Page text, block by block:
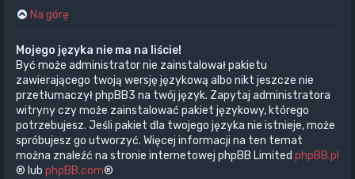
Na górę
Mojego języka nie ma na liście!
Być może administrator nie zainstalował pakietu
zawierającego twoją wersję językową albo nikt jeszcze nie
przetłumaczył phpBB3 na twój język. Zapytaj administratora
witryny czy może zainstalować pakiet językowy, którego
potrzebujesz. Jeśli pakiet dla twojego języka nie istnieje, może
spróbujesz go utworzyć. Więcej informacji na ten temat
można znaleźć na stronie internetowej phpBB Limited phpBB.pl
® lub phpBB.com®